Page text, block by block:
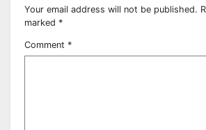
Your email address will not be published.
marked *
Comment *